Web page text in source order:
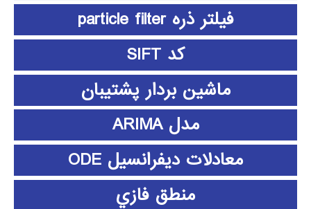
فیلتر ذره particle filter
کد SIFT
ماشین بردار پشتیبان
مدل ARIMA
معادلات دیفرانسیل ODE
منطق فازي